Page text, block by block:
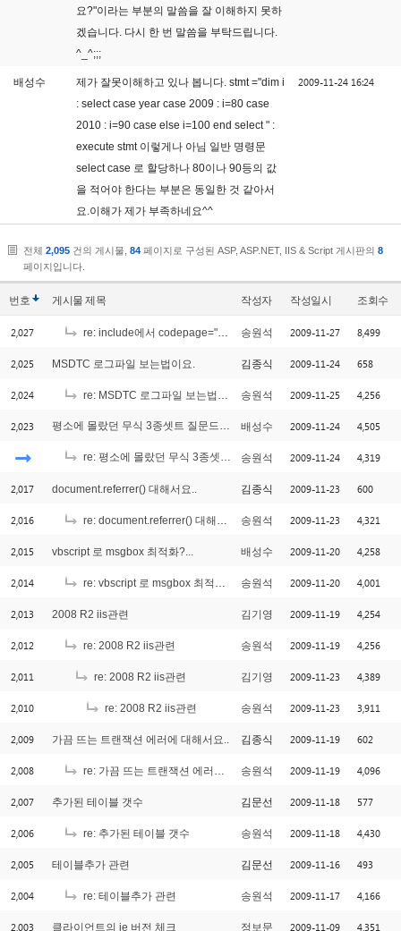
요?"이라는 부분의 말씀을 잘 이해하지 못하
겠습니다. 다시 한 번 말씀을 부탁드립니다.
^_^;;;
배성수
제가 잘못이해하고 있나 봅니다. stmt ="dim i
: select case year case 2009 : i=80 case
2010 : i=90 case else i=100 end select " :
execute stmt 이렇게나 아님 일반 명령문
select case 로 할당하나 80이나 90등의 값
을 적어야 한다는 부분은 동일한 것 같아서
요.이해가 제가 부족하네요^^
2009-11-24 16:24
전체 2,095 건의 게시물, 84 페이지로 구성된 ASP, ASP.NET, IIS & Script 게시판의 8
페이지입니다.
번호 게시물제목 작성자 작성일시 조회수
2,027 re: include에서 codepage="65001" 선언 문제 송원석 2009-11-27 8,499
2,025 MSDTC 로그파일 보는법이요. 김종식 2009-11-24 658
2,024 re: MSDTC 로그파일 보는법이요. 송원석 2009-11-25 4,256
2,023 평소에 몰랐던 무식 3종셋트 질문드립니다. [1]
배성수 2009-11-24 4,505
re: 평소에 몰랐던 무식 3종셋트 질문드립니다. [3]
송원석 2009-11-24 4,319
2,017 document.referrer() 대해서요.. 김종식 2009-11-23 600
2,016 re: document.referrer() 대해서요.. 송원석 2009-11-23 4,321
2,015 vbscript 로 msgbox 최적화?... 배성수 2009-11-20 4,258
2,014 re: vbscript 로 msgbox 최적화?... 송원석 2009-11-20 4,001
2,013 2008 R2 iis관련 김기영 2009-11-19 4,254
2,012 re: 2008 R2 iis관련 송원석 2009-11-19 4,256
2,011 re: 2008 R2 iis관련 김기영 2009-11-23 4,389
2,010 re: 2008 R2 iis관련 송원석 2009-11-23 3,911
2,009 가끔 뜨는 트랜잭션 에러에 대해서요.. 김종식 2009-11-19 602
2,008 re: 가끔 뜨는 트랜잭션 에러에 대해서요.. 송원석 2009-11-19 4,096
2,007 추가된 테이블 갯수 김문선 2009-11-18 577
2,006 re: 추가된 테이블 갯수 송원석 2009-11-18 4,430
2,005 테이블추가 관련 김문선 2009-11-16 493
2,004 re: 테이블추가 관련 송원석 2009-11-17 4,166
2,003 클라이언트의 ie 버전 체크 정보문 2009-11-09 4,351